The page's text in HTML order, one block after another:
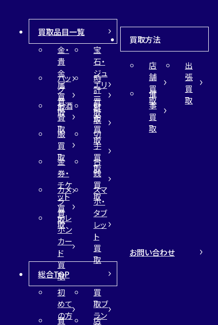
買取品目一覧
金・
貴
金
属
買
取
宝
石・
ジュ
エリ
ー
買
取
バッ
グ
買
取
時
計
買
取
お酒
買
取
財
布
買
取
服
買
取
切
手
買
取
金
券・
チケ
ット
買
取
古
銭
買
取
カメ
ラ
買
取
スマ
ホ・
タブ
レッ
ト
買
取
テレ
ホン
カー
ド
買
取
買取方法
店
舗
買
取
出
張
買
取
催
事
買
取
総合TOP
初
めて
の方
買
取ブ
ラン
買 店
お問い合わせ